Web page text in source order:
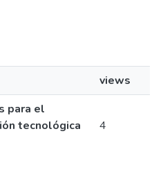
views
para el
tecnológica
4